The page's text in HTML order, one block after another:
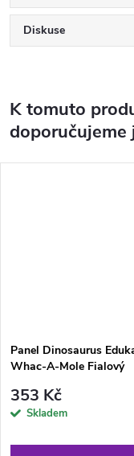
Diskuse
K tomuto
Panel Dinosaurus
Whac-A-Mole Fialový
353 Kč
Skladem